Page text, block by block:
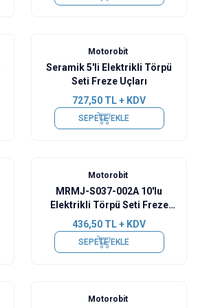
Motorobit
Seramik 5'li Elektrikli Törpü
Seti Freze Uçları
727,50 TL + KDV
SEPETE EKLE
Motorobit
MRMJ-S037-002A 10'lu
Elektrikli Törpü Seti Freze
Uçlar
436,50 TL + KDV
SEPETE EKLE
Motorobit